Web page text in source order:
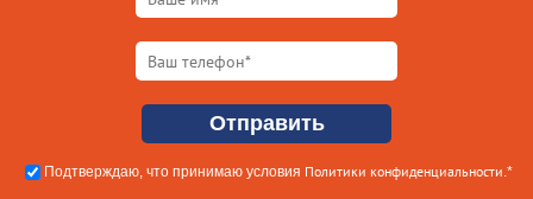
Подтверждаю, что принимаю условия Политики конфиденциальности .*